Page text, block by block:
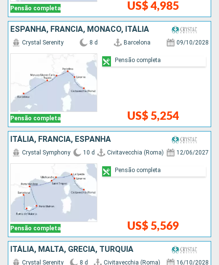
Pensão completa US$ 4,985
ESPANHA, FRANCIA, MÔNACO, ITÁLIA
Pensão completa
Crystal Serenity 8 d Barcelona 09/10/2028
US$ 5,254
Pensão completa
ITÁLIA, FRANCIA, ESPANHA
Pensão completa
Crystal Symphony 10 d Civitavecchia (Roma) 12/06/2027
US$ 5,569
Pensão completa
ITÁLIA, MALTA, GRÉCIA, TURQUIA
Crystal Serenity 8 d Civitavecchia (Roma) 16/10/2028